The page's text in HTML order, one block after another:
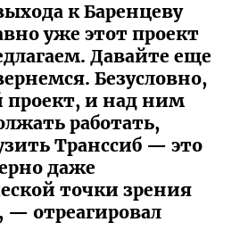
к Баренцеву
уже этот проект
Давайте еще
Безусловно,
проект, и над ним
работать,
Транссиб — это
даже
точки зрения
— отреагировал